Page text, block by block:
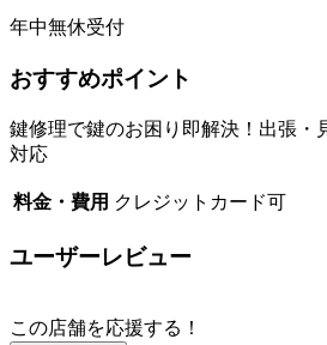
年中無休受付
おすすめポイント
鍵修理で鍵のお困り即解決！出張・
対応
料金・費用 クレジットカード可
ユーザーレビュー
この店舗を応援する！